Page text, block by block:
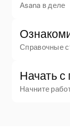
Asana в деле
Справочные
Начать
Начните